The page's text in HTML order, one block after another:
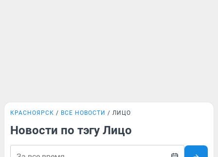
КРАСНОЯРСК ВСЕ НОВОСТИ ЛИЦО
Новости по тэгу Лицо